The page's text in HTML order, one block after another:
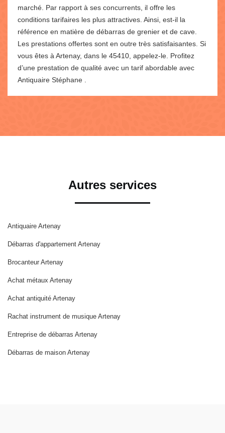
marché. Par rapport à ses concurrents, il offre les
conditions tarifaires les plus attractives. Ainsi, est-il la
référence en matière de débarras de grenier et de cave.
Les prestations offertes sont en outre très satisfaisantes. Si
vous êtes à Artenay, dans le 45410, appelez-le. Profitez
d’une prestation de qualité avec un tarif abordable avec
Antiquaire Stéphane .
Autres services
Antiquaire Artenay
Débarras d'appartement Artenay
Brocanteur Artenay
Achat métaux Artenay
Achat antiquité Artenay
Rachat instrument de musique Artenay
Entreprise de débarras Artenay
Débarras de maison Artenay